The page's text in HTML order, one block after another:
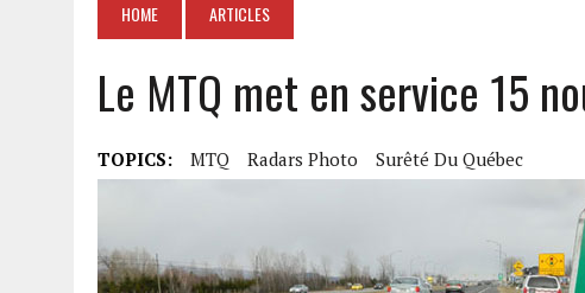
HOME ARTICLES
Le MTQ met en service 15
TOPICS: MTQ Radars Photo Surêté Du Québec